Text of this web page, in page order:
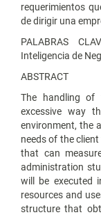
requerimientos
de dirigir una
PALABRAS
Inteligencia de
ABSTRACT
The handling
excessive way
environment, the
needs of the
that can
administration
will be executed
resources and
structure that